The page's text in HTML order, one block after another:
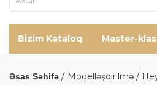
Bizim Kataloq Master-klas
Əsas Səhifə Modelləşdirilmə /